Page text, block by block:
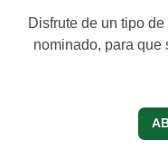
Disfrute de un tipo
nominado, para que